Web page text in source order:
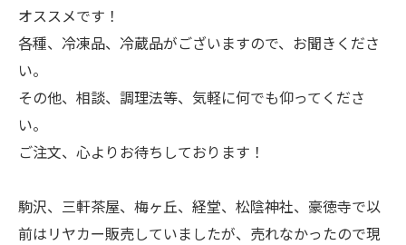
オススメです！
各種、冷凍品、冷蔵品がございますので、お聞きくださ
い。
その他、相談、調理法等、気軽に何でも仰ってくださ
い。
ご注文、心よりお待ちしております！
駒沢、三軒茶屋、梅ヶ丘、経堂、松陰神社、豪徳寺で以
前はリヤカー販売していましたが、売れなかったので現